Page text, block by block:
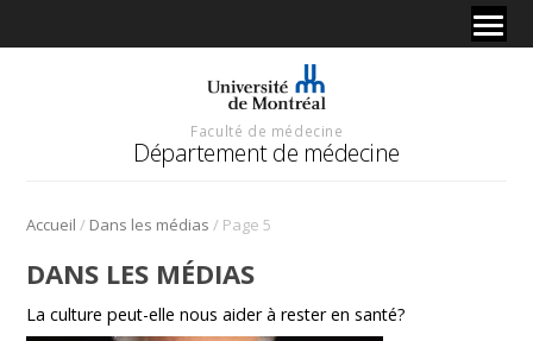
Faculté de médecine
Département de médecine
Accueil / Dans les médias / Page 5
DANS LES MÉDIAS
La culture peut-elle nous aider à rester en santé?